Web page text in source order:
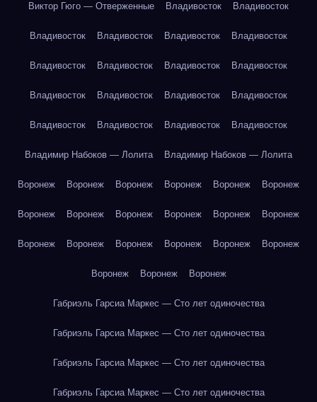
Виктор Гюго — Отверженные Владивосток Владивосток
Владивосток Владивосток Владивосток Владивосток
Владивосток Владивосток Владивосток Владивосток
Владивосток Владивосток Владивосток Владивосток
Владивосток Владивосток Владивосток Владивосток
Владимир Набоков — Лолита Владимир Набоков — Лолита
Воронеж Воронеж Воронеж Воронеж Воронеж Воронеж
Воронеж Воронеж Воронеж Воронеж Воронеж Воронеж
Воронеж Воронеж Воронеж Воронеж Воронеж Воронеж
Воронеж Воронеж Воронеж
Габриэль Гарсиа Маркес — Сто лет одиночества
Габриэль Гарсиа Маркес — Сто лет одиночества
Габриэль Гарсиа Маркес — Сто лет одиночества
Габриэль Гарсиа Маркес — Сто лет одиночества